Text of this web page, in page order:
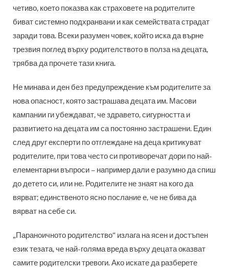
четиво, което показва как страховете на родителите
биват системно подхранвани и как семействата страдат
заради това. Всеки разумен човек, който иска да върне
трезвия поглед върху родителството в полза на децата,
трябва да прочете тази книга.
Не минава и ден без предупреждение към родителите за
нова опасност, която застрашава децата им. Масови
кампании ги убеждават, че здравето, сигурността и
развитието на децата им са постоянно застрашени. Един
след друг експерти по отглеждане на деца критикуват
родителите, при това често си противоречат дори по най-
елементарни въпроси – например дали е разумно да спиш
до детето си, или не. Родителите не знаят на кого да
вярват; единственото ясно послание е, че не бива да
вярват на себе си.
„Параноичното родителство“ излага на ясен и достъпен
език тезата, че най-голяма вреда върху децата оказват
самите родителски тревоги. Ако искате да разберете